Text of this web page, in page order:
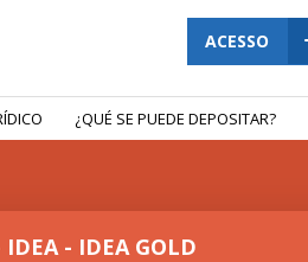
ACESSO
¿QUÉ SE PUEDE DEPOSITAR?
IDEA - IDEA GOLD